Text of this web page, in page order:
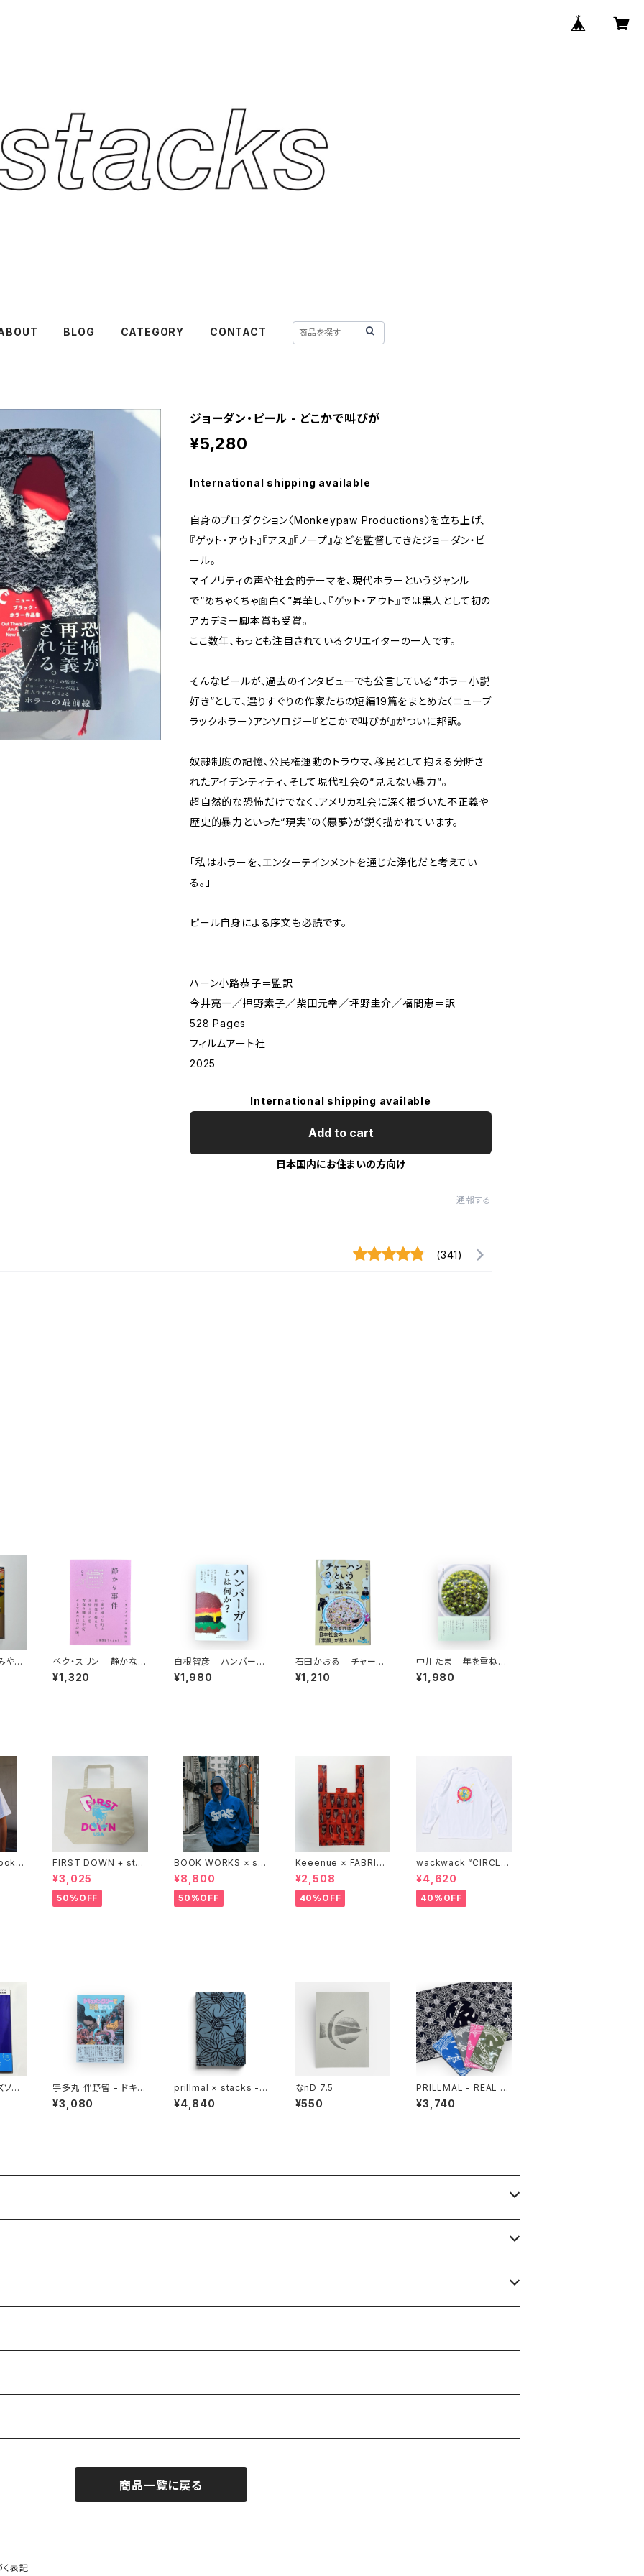
BLOG CATEGORY CONTACT
ジョーダン・ピール - どこかで叫びが
¥5,280
International shipping available
自身のプロダクション〈Monkeypaw Productions〉を立ち上げ、
『ゲット・アウト』『アス』『ノープ』などを監督してきたジョーダン・ピ
ール。
マイノリティの声や社会的テーマを、現代ホラーというジャンル
で“めちゃくちゃ面白く”昇華し、『ゲット・アウト』では黒人として初の
アカデミー脚本賞も受賞。
ここ数年、もっとも注目されているクリエイターの一人です。
そんなピールが、過去のインタビューでも公言している“ホラー小説
好き”として、選りすぐりの作家たちの短編19篇をまとめた〈ニューブ
ラックホラー〉アンソロジー『どこかで叫びが』がついに邦訳。
奴隷制度の記憶、公民権運動のトラウマ、移民として抱える分断さ
れたアイデンティティ、そして現代社会の“見えない暴力”。
超自然的な恐怖だけでなく、アメリカ社会に深く根づいた不正義や
歴史的暴力といった“現実”の〈悪夢〉が鋭く描かれています。
「私はホラーを、エンターテインメントを通じた浄化だと考えてい
る。」
ピール自身による序文も必読です。
ハーン小路恭子＝監訳
今井亮一／押野素子／柴田元幸／坪野圭介／福間恵＝訳
528 Pages
フィルムアート社
2025
International shipping available
Add to cart
日本国内にお住まいの方向け
通報する
(341)
やげ
ペク・スリン - 静かな事
件
¥1,320
白根智彦 - ハンバーガ
ーとは何か？
¥1,980
石田かおる - チャーハ
ンという迷宮 なぜ国民
食になったのか
¥1,210
中川たま - 年を重ねて
今を彩る 暦の手仕事
¥1,980
FIRST DOWN + stac
ks bookstore BIG T
OTE
¥3,025
50%OFF
BOOK WORKS × sta
cks bookstore "Jim
bocho Beat Library
zip up hood"
¥8,800
50%OFF
Keeenue × FABRICK
®︎ "COMPACT SHOP
PING BAG" stacks E
xclusive model
¥2,508
40%OFF
wackwack “CIRCLE
OF FRIENDS” L/S TE
E
¥4,620
40%OFF
ン
宇多丸 伴野智 - ドキュ
メンタリーで知るせかい
¥3,080
prillmal × stacks -
TRILL EDO.OG BOO
KCOVER
¥4,840
なnD 7.5
¥550
PRILLMAL - REAL E
DO.OG 18th 手拭い
¥3,740
商品一覧に戻る
表記